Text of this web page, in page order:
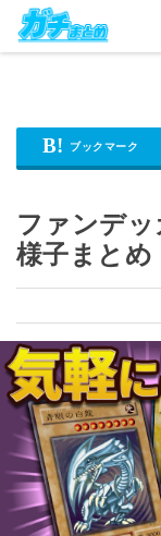
ファンデ
様子まとめ